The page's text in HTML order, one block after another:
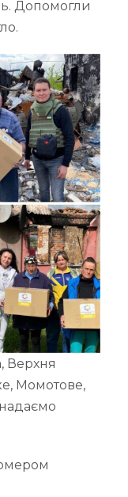
Допомогли
Верхня
Момотове,